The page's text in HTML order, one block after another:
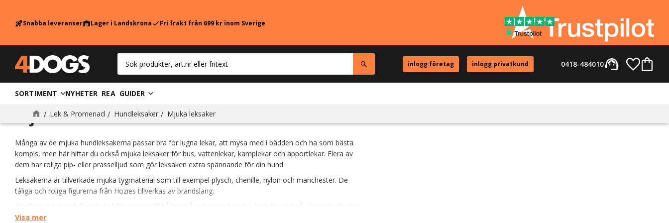
rocket_launchSnabba leveranserwarehouseLager i LandskronacheckFri frakt från 699 kr inom Sverige
inlogg företag inlogg privatkund support_agent
0418-484010
SORTIMENT NYHETER REA GUIDER
Lek & Promenad Hundleksaker Mjuka leksaker
Mjuka leksaker
Många av de mjuka hundleksakerna passar bra för lugna lekar, att mysa med i bädden och ha som bästa
kompis, men här hittar du också mjuka leksaker för bus, vattenlekar, kamplekar och apportlekar. Flera av
dem har roliga pip- eller prasselljud som gör leksaken extra spännande för din hund.
Leksakerna är tillverkade mjuka tygmaterial som till exempel plysch, chenille, nylon och manchester. De
tåliga och roliga figurerna från Hozies tillverkas av brandslang.
Här finns roliga och färgglada lekkamrater till både små och stora hundar. Du hittar också ett stort utbud av
söta leksaker till din valp.
Visa mer